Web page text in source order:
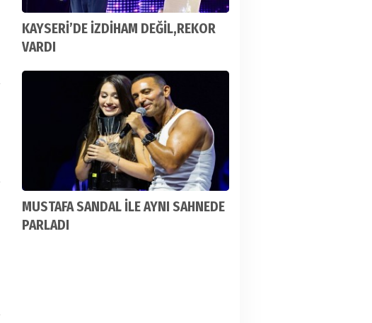
KAYSERİ’DE İZDİHAM DEĞİL,REKOR
VARDI
MUSTAFA SANDAL İLE AYNI SAHNEDE
PARLADI